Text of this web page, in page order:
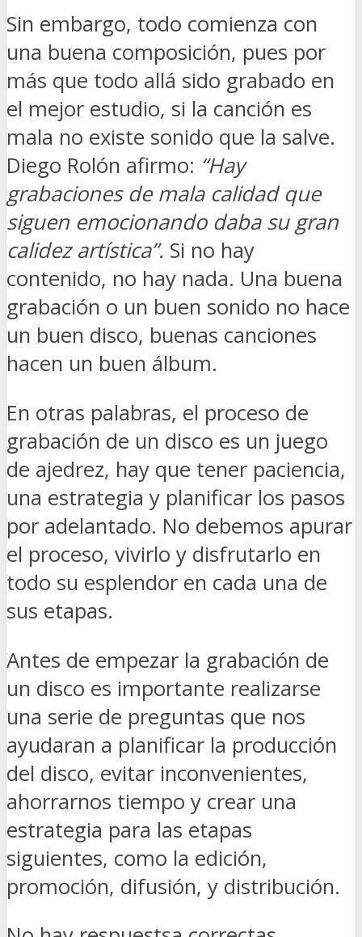
Sin embargo, todo comienza con
una buena composición, pues por
más que todo allá sido grabado en
el mejor estudio, si la canción es
mala no existe sonido que la salve.
Diego Rolón afirmo: “Hay
grabaciones de mala calidad que
siguen emocionando daba su gran
calidez artística”. Si no hay
contenido, no hay nada. Una buena
grabación o un buen sonido no hace
un buen disco, buenas canciones
hacen un buen álbum.
En otras palabras, el proceso de
grabación de un disco es un juego
de ajedrez, hay que tener paciencia,
una estrategia y planificar los pasos
por adelantado. No debemos apurar
el proceso, vivirlo y disfrutarlo en
todo su esplendor en cada una de
sus etapas.
Antes de empezar la grabación de
un disco es importante realizarse
una serie de preguntas que nos
ayudaran a planificar la producción
del disco, evitar inconvenientes,
ahorrarnos tiempo y crear una
estrategia para las etapas
siguientes, como la edición,
promoción, difusión, y distribución.